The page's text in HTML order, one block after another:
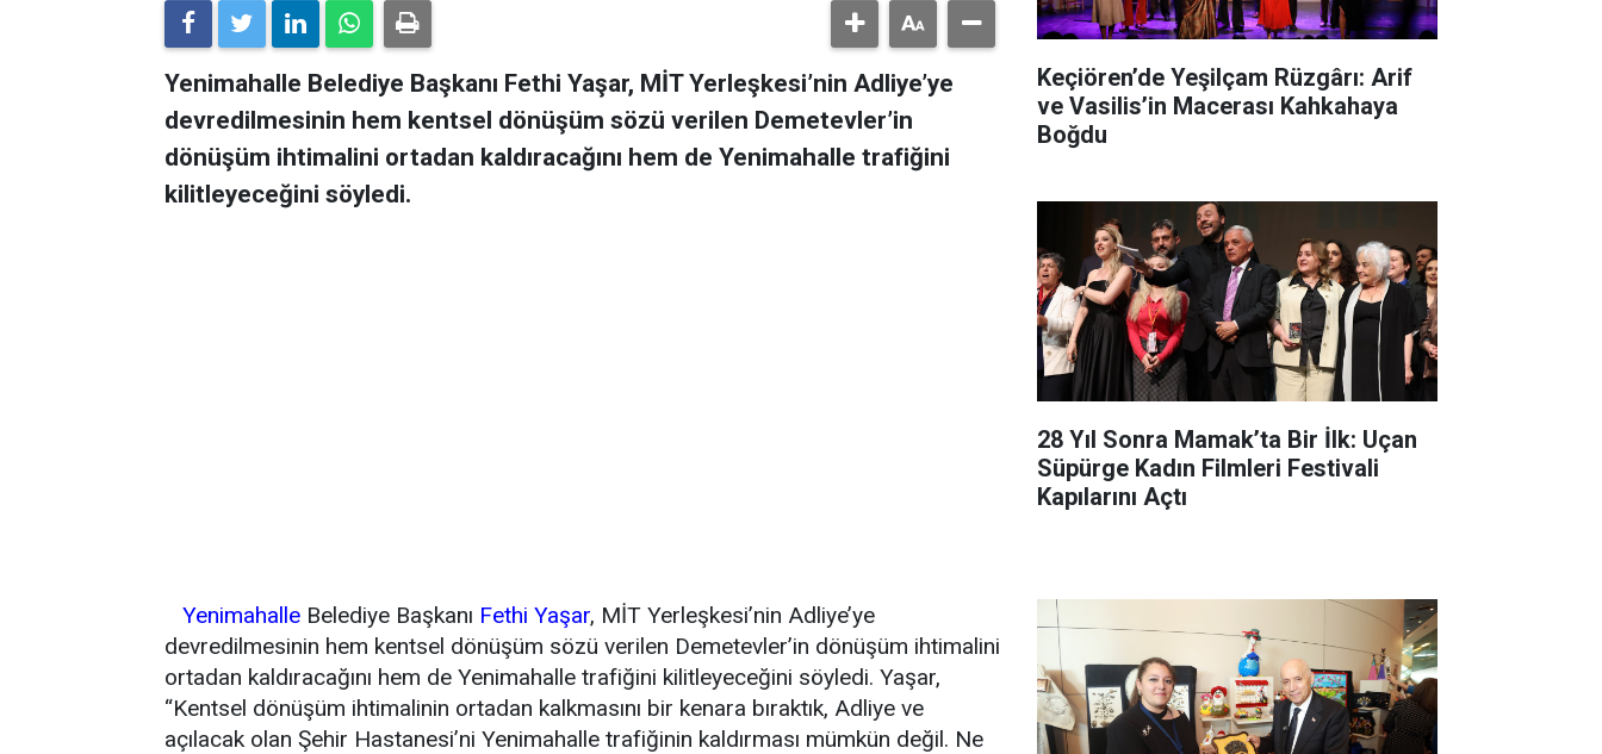
Yenimahalle Belediye Başkanı Fethi Yaşar, MİT Yerleşkesi’nin Adliye’ye
devredilmesinin hem kentsel dönüşüm sözü verilen Demetevler’in
dönüşüm ihtimalini ortadan kaldıracağını hem de Yenimahalle trafiğini
kilitleyeceğini söyledi.
Yenimahalle Belediye Başkanı Fethi Yaşar, MİT Yerleşkesi’nin Adliye’ye
devredilmesinin hem kentsel dönüşüm sözü verilen Demetevler’in dönüşüm ihtimalini
ortadan kaldıracağını hem de Yenimahalle trafiğini kilitleyeceğini söyledi. Yaşar,
“Kentsel dönüşüm ihtimalinin ortadan kalkmasını bir kenara bıraktık, Adliye ve
açılacak olan Şehir Hastanesi’ni Yenimahalle trafiğinin kaldırması mümkün değil. Ne
Keçiören’de Yeşilçam Rüzgârı: Arif
ve Vasilis’in Macerası Kahkahaya
Boğdu
28 Yıl Sonra Mamak’ta Bir İlk: Uçan
Süpürge Kadın Filmleri Festivali
Kapılarını Açtı